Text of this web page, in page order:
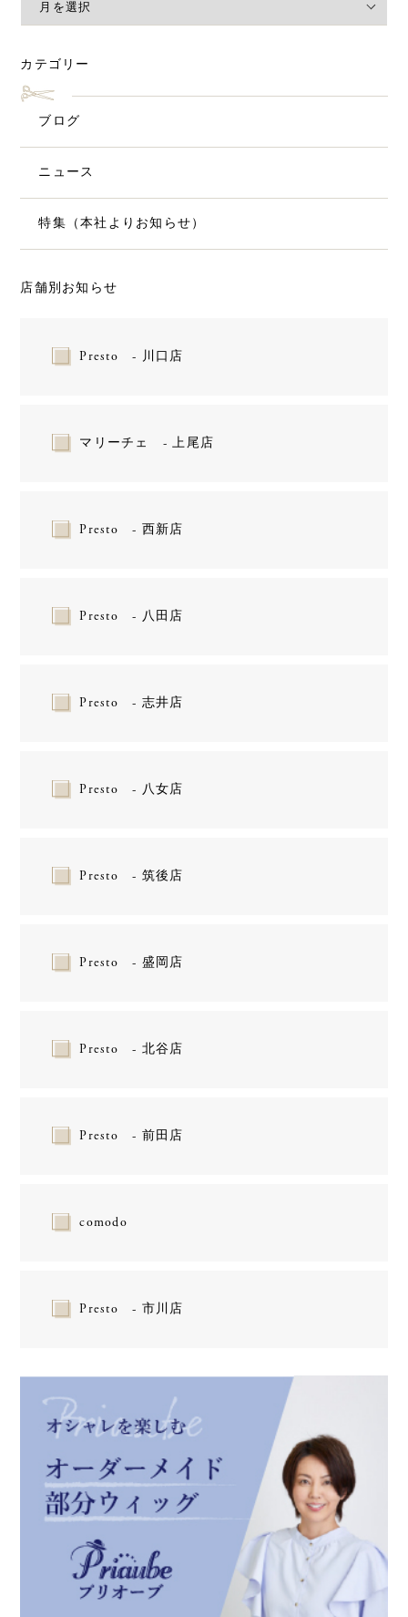
カテゴリー
ブログ
ニュース
特集（本社よりお知らせ）
店舗別お知らせ
Presto - 川口店
マリーチェ - 上尾店
Presto - 西新店
Presto - 八田店
Presto - 志井店
Presto - 八女店
Presto - 筑後店
Presto - 盛岡店
Presto - 北谷店
Presto - 前田店
comodo
Presto - 市川店